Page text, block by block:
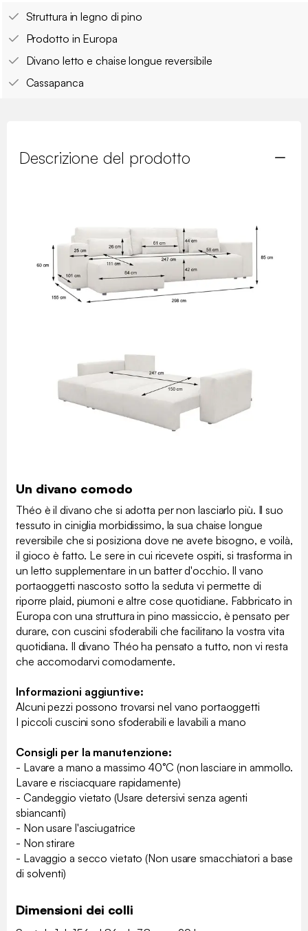
Struttura in legno di pino
Prodotto in Europa
Divano letto e chaise longue reversibile
Cassapanca
Descrizione del prodotto
Un divano comodo
Théo è il divano che si adotta per non lasciarlo più. Il suo
tessuto in ciniglia morbidissimo, la sua chaise longue
reversibile che si posiziona dove ne avete bisogno, e voilà,
il gioco è fatto. Le sere in cui ricevete ospiti, si trasforma in
un letto supplementare in un batter d'occhio. Il vano
portaoggetti nascosto sotto la seduta vi permette di
riporre plaid, piumoni e altre cose quotidiane. Fabbricato in
Europa con una struttura in pino massiccio, è pensato per
durare, con cuscini sfoderabili che facilitano la vostra vita
quotidiana. Il divano Théo ha pensato a tutto, non vi resta
che accomodarvi comodamente.
Informazioni aggiuntive:
Alcuni pezzi possono trovarsi nel vano portaoggetti
I piccoli cuscini sono sfoderabili e lavabili a mano
Consigli per la manutenzione:
- Lavare a mano a massimo 40°C (non lasciare in ammollo.
Lavare e risciacquare rapidamente)
- Candeggio vietato (Usare detersivi senza agenti
sbiancanti)
- Non usare l'asciugatrice
- Non stirare
- Lavaggio a secco vietato (Non usare smacchiatori a base
di solventi)
Dimensioni dei colli